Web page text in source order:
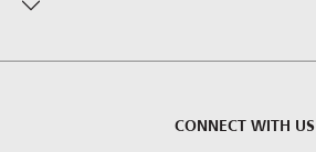
CONNECT WITH US